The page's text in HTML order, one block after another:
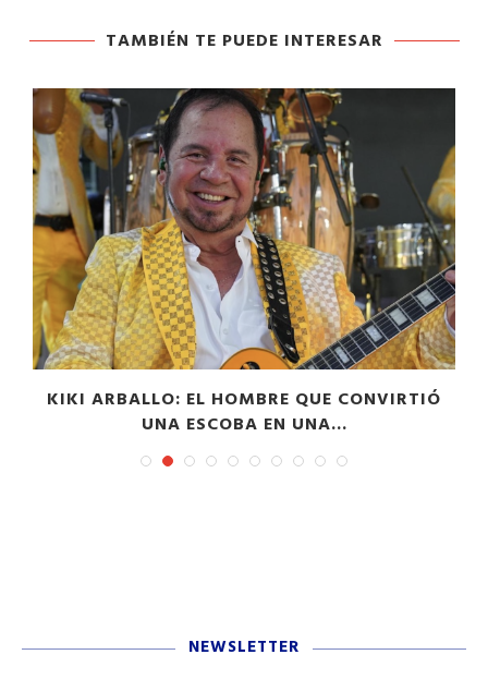
TAMBIÉN TE PUEDE INTERESAR
KIKI ARBALLO: EL HOMBRE QUE CONVIRTIÓ
UNA ESCOBA EN UNA...
NEWSLETTER